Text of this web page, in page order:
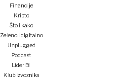
Financije
Kripto
Što i kako
Zeleno i digitalno
Unplugged
Podcast
Lider BI
Klub izvoznika